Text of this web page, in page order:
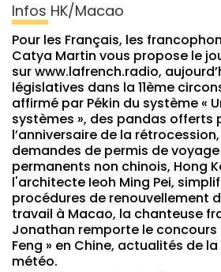
Infos HK/Macao
Pour les Français, les
Catya Martin vous propose le
sur www.lafrench.radio,
législatives dans la 11ème
affirmé par Pékin du système «
systèmes », des pandas offerts
l’anniversaire de la
demandes de permis de
permanents non chinois, Hong
l'architecte Ieoh Ming Pei,
procédures de renouvellement
travail à Macao, la chanteuse
Jonathan remporte le concours
Feng » en Chine, actualités de
météo.